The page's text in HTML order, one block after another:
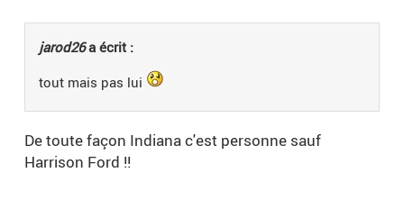
jarod26a écrit :
tout mais pas lui
De toute façon Indiana c'est personne sauf
Harrison Ford !!